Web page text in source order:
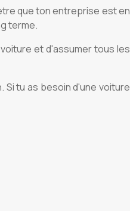
que ton entreprise est en
terme.
et d'assumer tous les
tu as besoin d'une voiture